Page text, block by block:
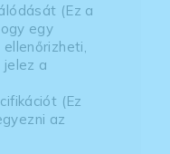
(Ez a
egy
a
(Ez
az